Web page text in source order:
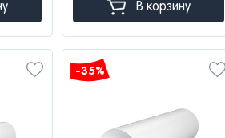
В корзину
-35%